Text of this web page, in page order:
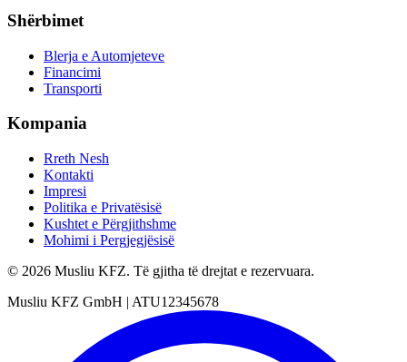
Shërbimet
Blerja e Automjeteve
Financimi
Transporti
Kompania
Rreth Nesh
Kontakti
Impresi
Politika e Privatësisë
Kushtet e Përgjithshme
Mohimi i Pergjegjësisë
© 2026 Musliu KFZ. Të gjitha të drejtat e rezervuara.
Musliu KFZ GmbH | ATU12345678